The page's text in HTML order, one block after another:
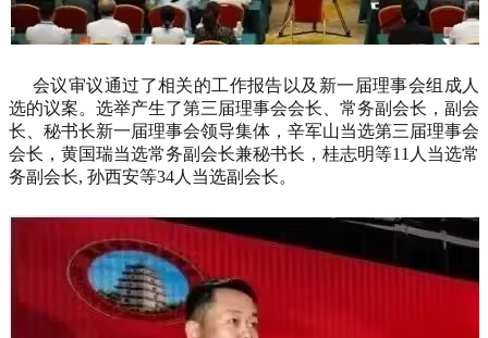
会议审议通过了相关的工作报告以及新一届理事会组成人
选的议案。选举产生了第三届理事会会长、常务副会长，副会
长、秘书长新一届理事会领导集体，辛军山当选第三届理事会
会长，黄国瑞当选常务副会长兼秘书长，桂志明等11人当选常
务副会长, 孙西安等34人当选副会长。